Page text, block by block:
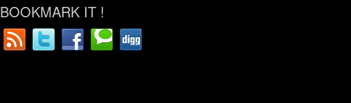
BOOKMARK IT !